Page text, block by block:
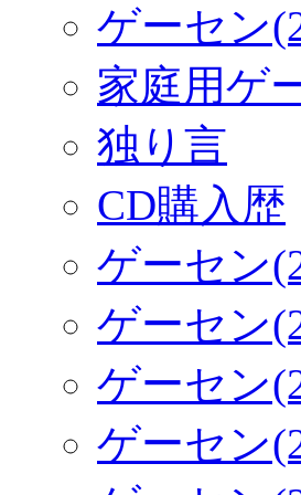
ゲーセン
家庭用ゲ
独り言
CD購入歴
ゲーセン
ゲーセン
ゲーセン
ゲーセン